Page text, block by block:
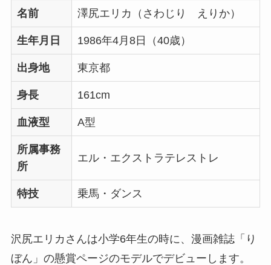
名前 澤尻エリカ（さわじり えりか）
生年月日 1986年4月8日（40歳）
出身地 東京都
身長 161cm
血液型 A型
所属事務
所
エル・エクストラテレストレ
特技 乗馬・ダンス
沢尻エリカさんは小学6年生の時に、漫画雑誌「り
ぼん」の懸賞ページのモデルでデビューします。